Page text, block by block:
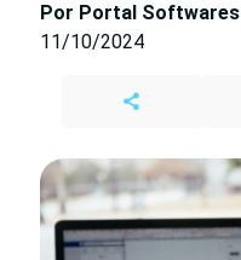
Por Portal Softwares
11/10/2024